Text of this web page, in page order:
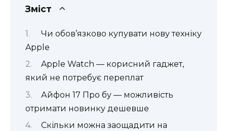
Зміст
Чи обов’язково купувати нову техніку
Apple
Apple Watch — корисний гаджет,
який не потребує переплат
Айфон 17 Про бу — можливість
отримати новинку дешевше
Скільки можна заощадити на